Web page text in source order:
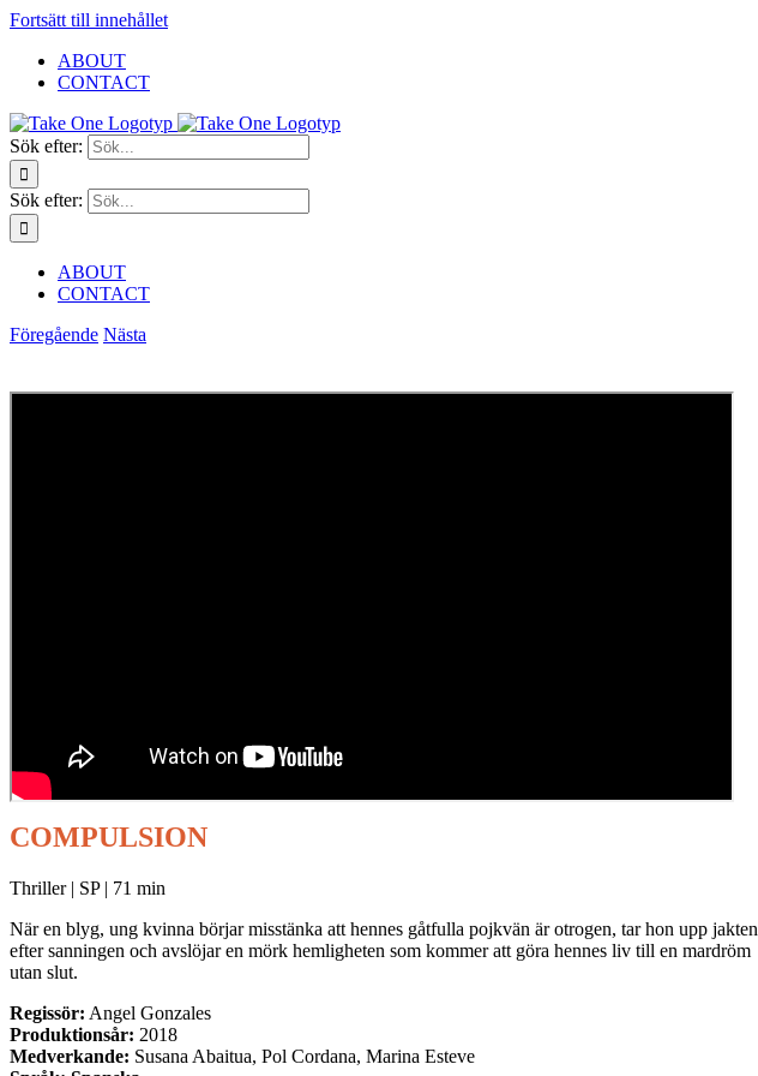
Fortsätt till innehållet
ABOUT
CONTACT
Sök efter:
Sök efter:
ABOUT
CONTACT
Föregående Nästa
COMPULSION
Thriller | SP | 71 min
När en blyg, ung kvinna börjar misstänka att hennes gåtfulla pojkvän är otrogen, tar hon upp jakten
efter sanningen och avslöjar en mörk hemligheten som kommer att göra hennes liv till en mardröm
utan slut.
Regissör: Angel Gonzales
Produktionsår: 2018
Medverkande: Susana Abaitua, Pol Cordana, Marina Esteve